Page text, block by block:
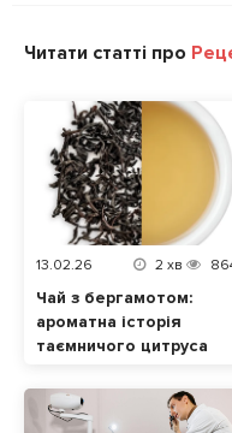
Читати статті про
13.02.26 2 хв
Чай з бергамотом:
ароматна історія
таємничого цитруса